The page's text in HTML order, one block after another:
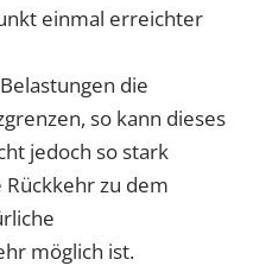
einmal erreichter
die
so kann dieses
jedoch so stark
zu dem
möglich ist.